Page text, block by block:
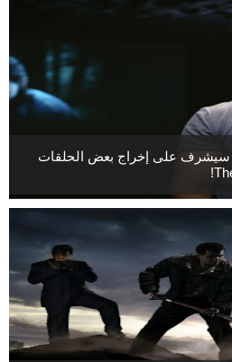
المخرج Neil Druckmann سيشرف على إخراج بعض الحلقات